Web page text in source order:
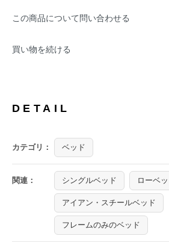
この商品について問い合わせる
買い物を続ける
DETAIL
カテゴリ： ベッド
関連： シングルベッド ローベ
アイアン・スチールベッド
フレームのみのベッド